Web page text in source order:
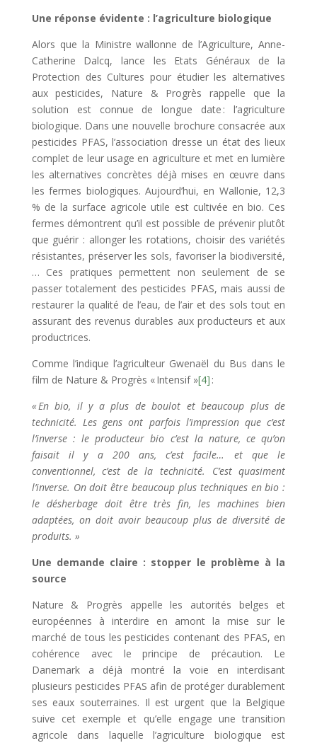
Une réponse évidente : l’agriculture biologique
Alors que la Ministre wallonne de l’Agriculture, Anne-
Catherine Dalcq, lance les Etats Généraux de la
Protection des Cultures pour étudier les alternatives
aux pesticides, Nature & Progrès rappelle que la
solution est connue de longue date : l’agriculture
biologique. Dans une nouvelle brochure consacrée aux
pesticides PFAS, l’association dresse un état des lieux
complet de leur usage en agriculture et met en lumière
les alternatives concrètes déjà mises en œuvre dans
les fermes biologiques. Aujourd’hui, en Wallonie, 12,3
% de la surface agricole utile est cultivée en bio. Ces
fermes démontrent qu’il est possible de prévenir plutôt
que guérir : allonger les rotations, choisir des variétés
résistantes, préserver les sols, favoriser la biodiversité,
… Ces pratiques permettent non seulement de se
passer totalement des pesticides PFAS, mais aussi de
restaurer la qualité de l’eau, de l’air et des sols tout en
assurant des revenus durables aux producteurs et aux
productrices.
Comme l’indique l’agriculteur Gwenaël du Bus dans le
film de Nature & Progrès « Intensif »[4] :
« En bio, il y a plus de boulot et beaucoup plus de
technicité. Les gens ont parfois l’impression que c’est
l’inverse : le producteur bio c’est la nature, ce qu’on
faisait il y a 200 ans, c’est facile… et que le
conventionnel, c’est de la technicité. C’est quasiment
l’inverse. On doit être beaucoup plus techniques en bio :
le désherbage doit être très fin, les machines bien
adaptées, on doit avoir beaucoup plus de diversité de
produits. »
Une demande claire : stopper le problème à la
source
Nature & Progrès appelle les autorités belges et
européennes à interdire en amont la mise sur le
marché de tous les pesticides contenant des PFAS, en
cohérence avec le principe de précaution. Le
Danemark a déjà montré la voie en interdisant
plusieurs pesticides PFAS afin de protéger durablement
ses eaux souterraines. Il est urgent que la Belgique
suive cet exemple et qu’elle engage une transition
agricole dans laquelle l’agriculture biologique est